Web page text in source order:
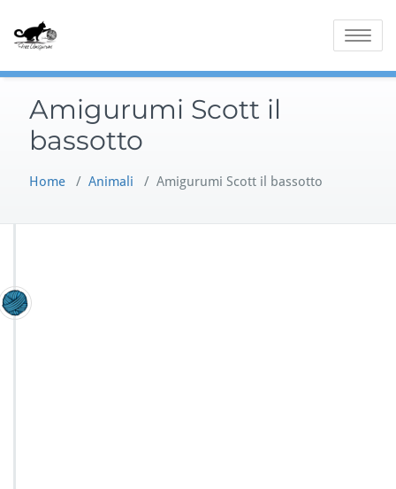
Toggle
Amigurumi Scott il
bassotto
Home / Animali / Amigurumi Scott il bassotto